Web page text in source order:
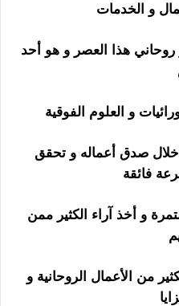
و الخدمات
هذا العصر و هو أحد
و العلوم الفوقية
خلال صدق أعماله و تحقق
فائقة
و أخذ آراء الكثير ممن
من الأعمال الروحانية و